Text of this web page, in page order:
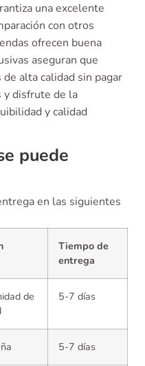
una excelente
con otros
ofrecen buena
aseguran que
alta calidad sin pagar
y disfrute de la
y calidad
puede
en las siguientes
Tiempo de
entrega
de
5-7 días
5-7 días